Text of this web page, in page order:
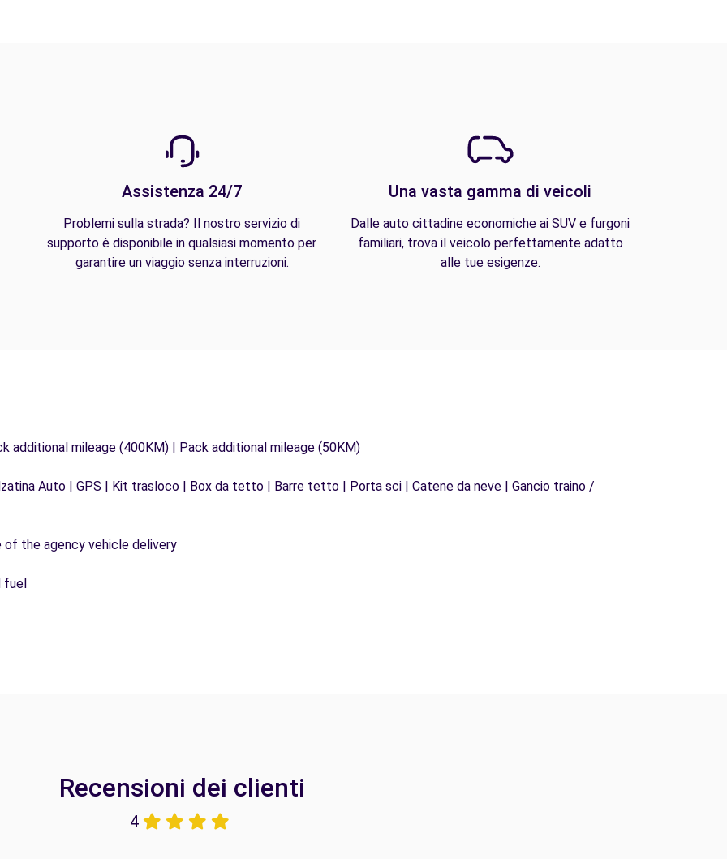
Assistenza 24/7
Problemi sulla strada? Il nostro servizio di
supporto è disponibile in qualsiasi momento per
garantire un viaggio senza interruzioni.
Una vasta gamma di veicoli
Dalle auto cittadine economiche ai SUV e furgoni
familiari, trova il veicolo perfettamente adatto
alle tue esigenze.
additional mileage (400KM) | Pack additional mileage (50KM)
Auto | GPS | Kit trasloco | Box da tetto | Barre tetto | Porta sci | Catene da neve | Gancio traino /
the agency vehicle delivery
fuel
Recensioni dei clienti
4